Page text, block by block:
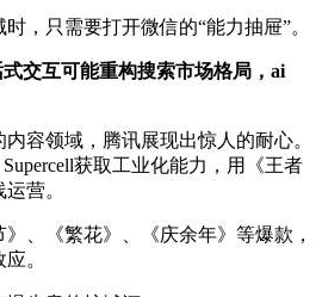
，只需要打开微信的“能力抽屉”。
式交互可能重构搜索市场格局，ai
容领域，腾讯展现出惊人的耐心。
获取工业化能力，用《王者
营。
、《繁花》、《庆余年》等爆款，
。